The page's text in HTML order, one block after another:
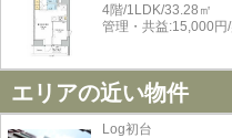
4階/1LDK/33.28㎡
管理・共益:15,000円
エリアの近い物件
Log初台